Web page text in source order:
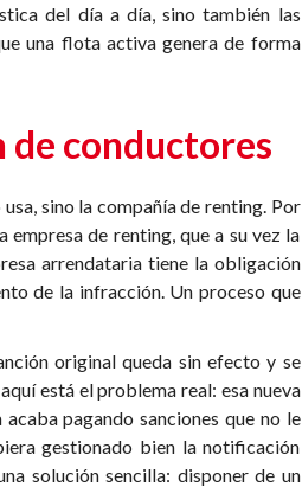
del día a día, sino también las
una flota activa genera de forma
conductores
sino la compañía de renting. Por
de renting, que a su vez la
arrendataria tiene la obligación
de la infracción. Un proceso que
original queda sin efecto y se
aquí está el problema real: esa nueva
pagando sanciones que no le
gestionado bien la notificación
solución sencilla: disponer de un